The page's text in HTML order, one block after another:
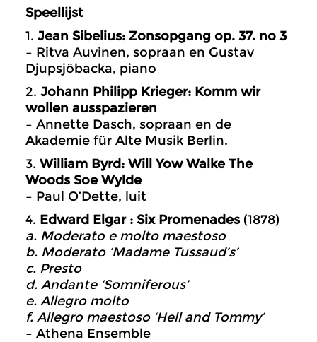
Speellijst
1. Jean Sibelius: Zonsopgang op. 37. no 3
– Ritva Auvinen, sopraan en Gustav
Djupsjöbacka, piano
2. Johann Philipp Krieger: Komm wir
wollen ausspazieren
– Annette Dasch, sopraan en de
Akademie für Alte Musik Berlin.
3. William Byrd: Will Yow Walke The
Woods Soe Wylde
– Paul O’Dette, luit
4. Edward Elgar : Six Promenades (1878)
a. Moderato e molto maestoso
b. Moderato ‘Madame Tussaud’s’
c. Presto
d. Andante ‘Somniferous’
e. Allegro molto
f. Allegro maestoso ‘Hell and Tommy’
– Athena Ensemble